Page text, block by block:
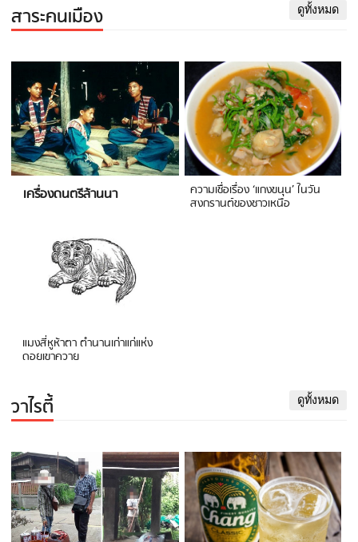
สาระคนเมือง ดูทั้งหมด
เครื่องดนตรีล้านนา ความเชื่อเรื่อง ‘แกงขนุน’ ในวัน
สงกรานต์ของชาวเหนือ
แมงสี่หูห้าตา ตำนานเก่าแก่แห่ง
ดอยเขาควาย
วาไรตี้ ดูทั้งหมด